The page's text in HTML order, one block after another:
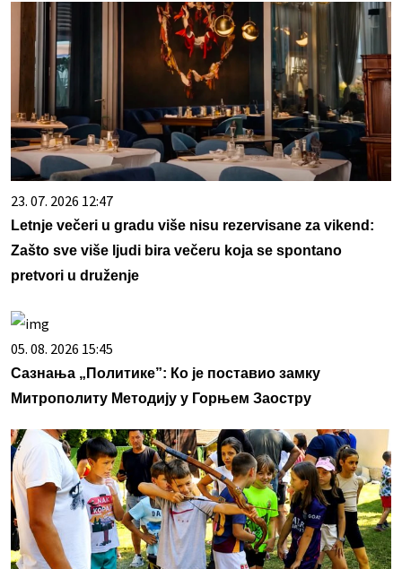
23. 07. 2026 12:47
Letnje večeri u gradu više nisu rezervisane za vikend:
Zašto sve više ljudi bira večeru koja se spontano
pretvori u druženje
05. 08. 2026 15:45
Сазнања „Политике”: Ко је поставио замку
Митрополиту Методију у Горњем Заостру